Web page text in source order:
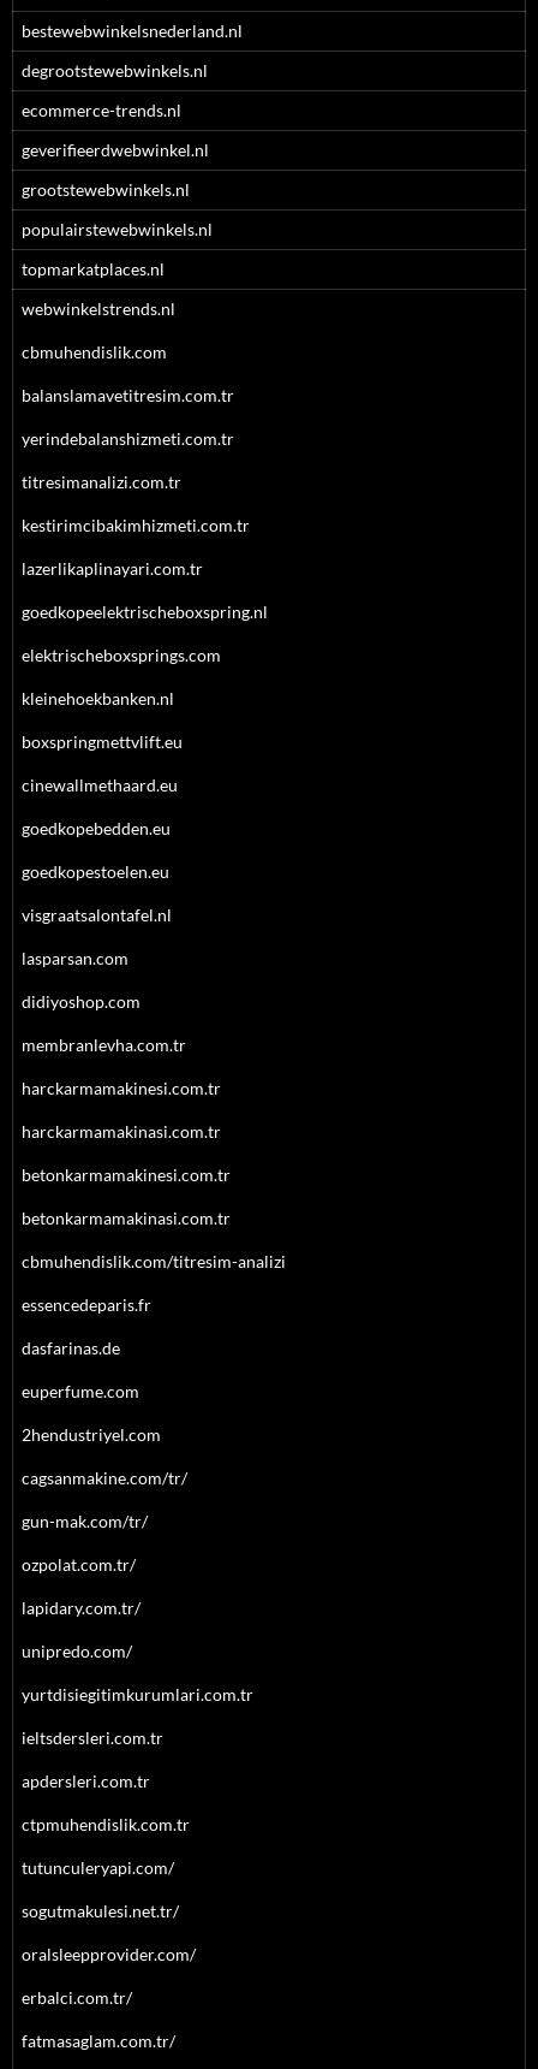
bestewebwinkelsnederland.nl
degrootstewebwinkels.nl
ecommerce-trends.nl
geverifieerdwebwinkel.nl
grootstewebwinkels.nl
populairstewebwinkels.nl
topmarkatplaces.nl
webwinkelstrends.nl
cbmuhendislik.com
balanslamavetitresim.com.tr
yerindebalanshizmeti.com.tr
titresimanalizi.com.tr
kestirimcibakimhizmeti.com.tr
lazerlikaplinayari.com.tr
goedkopeelektrischeboxspring.nl
elektrischeboxsprings.com
kleinehoekbanken.nl
boxspringmettvlift.eu
cinewallmethaard.eu
goedkopebedden.eu
goedkopestoelen.eu
visgraatsalontafel.nl
lasparsan.com
didiyoshop.com
membranlevha.com.tr
harckarmamakinesi.com.tr
harckarmamakinasi.com.tr
betonkarmamakinesi.com.tr
betonkarmamakinasi.com.tr
cbmuhendislik.com/titresim-analizi
essencedeparis.fr
dasfarinas.de
euperfume.com
2hendustriyel.com
cagsanmakine.com/tr/
gun-mak.com/tr/
ozpolat.com.tr/
lapidary.com.tr/
unipredo.com/
yurtdisiegitimkurumlari.com.tr
ieltsdersleri.com.tr
apdersleri.com.tr
ctpmuhendislik.com.tr
tutunculeryapi.com/
sogutmakulesi.net.tr/
oralsleepprovider.com/
erbalci.com.tr/
fatmasaglam.com.tr/